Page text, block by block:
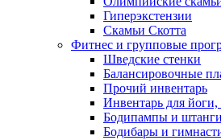
Гиперэкстензии
Скамьи Скотта
Фитнес и групповые
Шведские стенки
Балансировочные
Прочий инвентарь
Инвентарь для
Бодипампы и
Бодибары и